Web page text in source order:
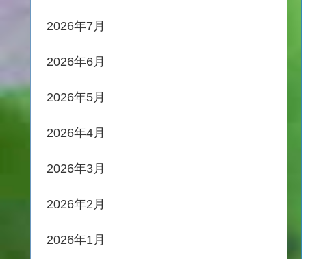
2026年7月
2026年6月
2026年5月
2026年4月
2026年3月
2026年2月
2026年1月